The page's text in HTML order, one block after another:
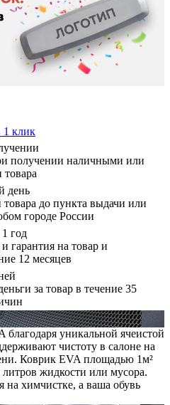
1 клик
получении наличными или
товара
день
товара до пункта выдачи или
городе России
1 год
гарантия на товар и
12 месяцев
за товар в течение 35
уникальной ячеистой
чистоту в салоне на
Коврик EVA площадью 1м²
литров жидкости или мусора.
химчистке, а ваша обувь